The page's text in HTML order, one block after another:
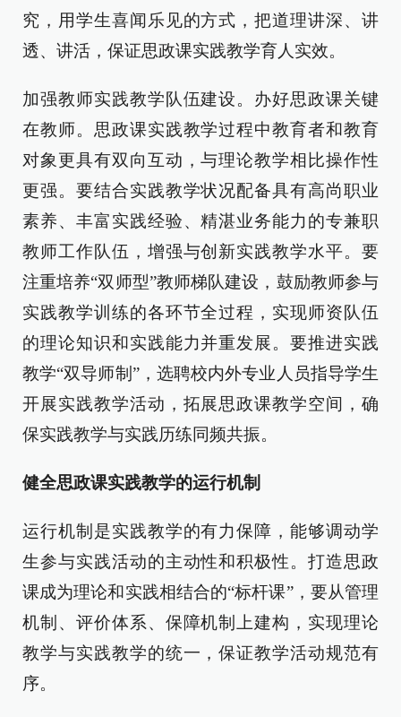
究，用学生喜闻乐见的方式，把道理讲深、讲
透、讲活，保证思政课实践教学育人实效。
加强教师实践教学队伍建设。办好思政课关键
在教师。思政课实践教学过程中教育者和教育
对象更具有双向互动，与理论教学相比操作性
更强。要结合实践教学状况配备具有高尚职业
素养、丰富实践经验、精湛业务能力的专兼职
教师工作队伍，增强与创新实践教学水平。要
注重培养“双师型”教师梯队建设，鼓励教师参与
实践教学训练的各环节全过程，实现师资队伍
的理论知识和实践能力并重发展。要推进实践
教学“双导师制”，选聘校内外专业人员指导学生
开展实践教学活动，拓展思政课教学空间，确
保实践教学与实践历练同频共振。
健全思政课实践教学的运行机制
运行机制是实践教学的有力保障，能够调动学
生参与实践活动的主动性和积极性。打造思政
课成为理论和实践相结合的“标杆课”，要从管理
机制、评价体系、保障机制上建构，实现理论
教学与实践教学的统一，保证教学活动规范有
序。